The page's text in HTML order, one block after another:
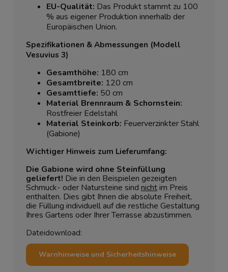
EU-Qualität: Das Produkt stammt zu 100
% aus eigener Produktion innerhalb der
Europäischen Union.
Spezifikationen & Abmessungen (Modell
Vesuvius 3)
Gesamthöhe: 180 cm
Gesamtbreite: 120 cm
Gesamttiefe: 50 cm
Material Brennraum & Schornstein:
Rostfreier Edelstahl
Material Steinkorb: Feuerverzinkter Stahl
(Gabione)
Wichtiger Hinweis zum Lieferumfang:
Die Gabione wird ohne Steinfüllung
geliefert! Die in den Beispielen gezeigten
Schmuck- oder Natursteine sind nichtim Preis
enthalten. Dies gibt Ihnen die absolute Freiheit,
die Füllung individuell auf die restliche Gestaltung
Ihres Gartens oder Ihrer Terrasse abzustimmen.
Dateidownload:
Warnhinweise und Sicherheitshinweise